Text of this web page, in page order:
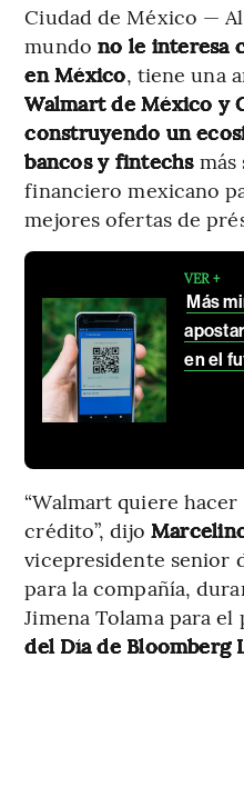
Ciudad de México —
mundo no le interesa
en México, tiene una
Walmart de México y
construyendo un
bancos y fintechs más
financiero mexicano
mejores ofertas de
VER +
Más
en el
“Walmart quiere hacer
crédito”, dijo
vicepresidente senior
para la compañía,
Jimena Tolama para el
del Día de Bloomberg